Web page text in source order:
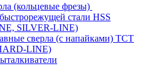
(кольцевые фрезы)
стали HSS
SILVER-LINE)
сверла (с напайками) ТСТ
LINE)